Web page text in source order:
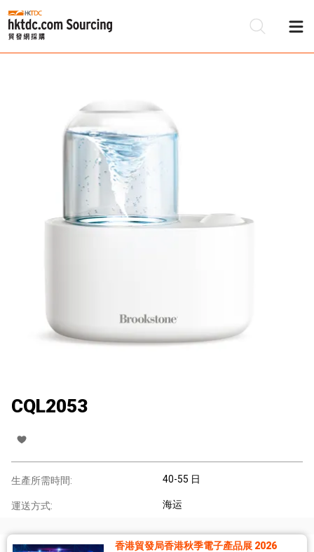
CQL2053
生產所需時間: 40-55 日
運送方式: 海运
香港貿發局香港秋季電子產品展 2026